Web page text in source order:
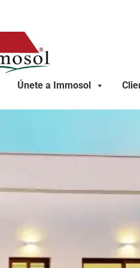
Únete a Immosol